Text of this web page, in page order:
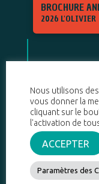
BROCHURE
2026 L'OLIVIER
Nous utilisons
vous donner la
cliquant sur le
l'activation de
ACCEPTER
Paramètres des